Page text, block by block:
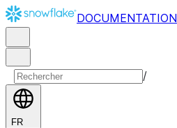
DOCUMENTATION
/
FR